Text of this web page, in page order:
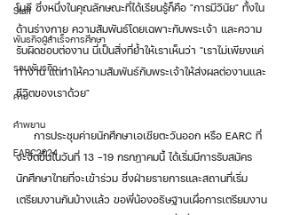
Staff
พันธกิจผู้สำเร็จการศึกษา
รวมพันธกิจ
ค่าย
คำพยาน
EARC2024
โมธี ซึ่งหนึ่งในคุณลักษณะที่ได้เรียนรู้ก็คือ "การมีวินัย" ทั้งใน
ด้านร่างกาย ความสัมพันธ์โดยเฉพาะกับพระเจ้า และความ
รับผิดชอบต่องาน นี่เป็นสิ่งที่ย้ำให้เราเห็นว่า "เราไม่เพียงแค่
ทำงาน แต่ทำให้ความสัมพันธ์กับพระเจ้าให้ส่งผลต่องานและ
ชีวิตของเราด้วย"
จะจัดขึ้นในวันที่ 13 -​19 กรกฎาคมนี้ ได้เริ่มมีการรับสมัคร
นักศึกษาไทยที่จะเข้าร่วม ซึ่งฝ่ายรายการและสถานที่เริ่ม
เตรียมงานกันบ้างแล้ว ขอพี่น้องอธิษฐานเผื่อการเตรียมงาน